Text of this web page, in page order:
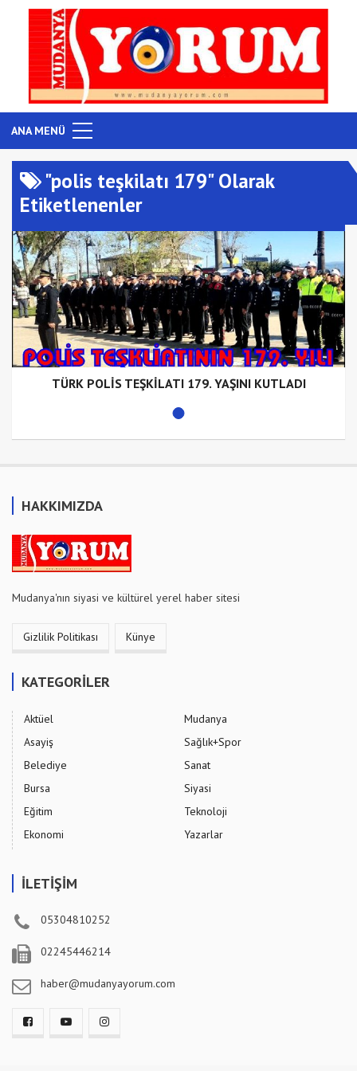
ANA MENÜ
"polis teşkilatı 179" Olarak
Etiketlenenler
TÜRK POLİS TEŞKİLATI 179. YAŞINI KUTLADI
HAKKIMIZDA
Mudanya'nın siyasi ve kültürel yerel haber sitesi
Gizlilik Politikası Künye
KATEGORİLER
Aktüel
Asayiş
Belediye
Bursa
Eğitim
Ekonomi
Mudanya
Sağlık+Spor
Sanat
Siyasi
Teknoloji
Yazarlar
İLETİŞİM
05304810252
02245446214
haber@mudanyayorum.com